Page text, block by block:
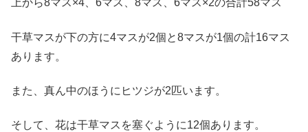
上から8マス×4、6マス、8マス、6マス×2の合計58マス
干草マスが下の方に4マスが2個と8マスが1個の計16マス
あります。
また、真ん中のほうにヒツジが2匹います。
そして、花は干草マスを塞ぐように12個あります。